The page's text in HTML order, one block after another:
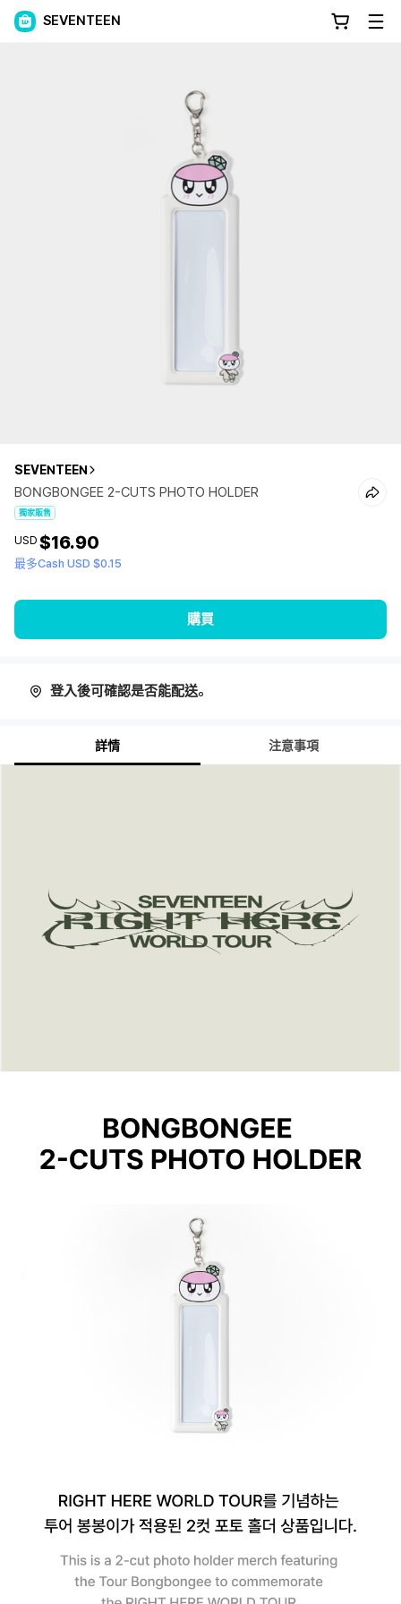
SEVENTEEN
SEVENTEEN
BONGBONGEE 2-CUTS PHOTO HOLDER
獨家販售
USD $16.90
最多Cash USD $0.15
購買
登入後可確認是否能配送。
詳情 注意事項